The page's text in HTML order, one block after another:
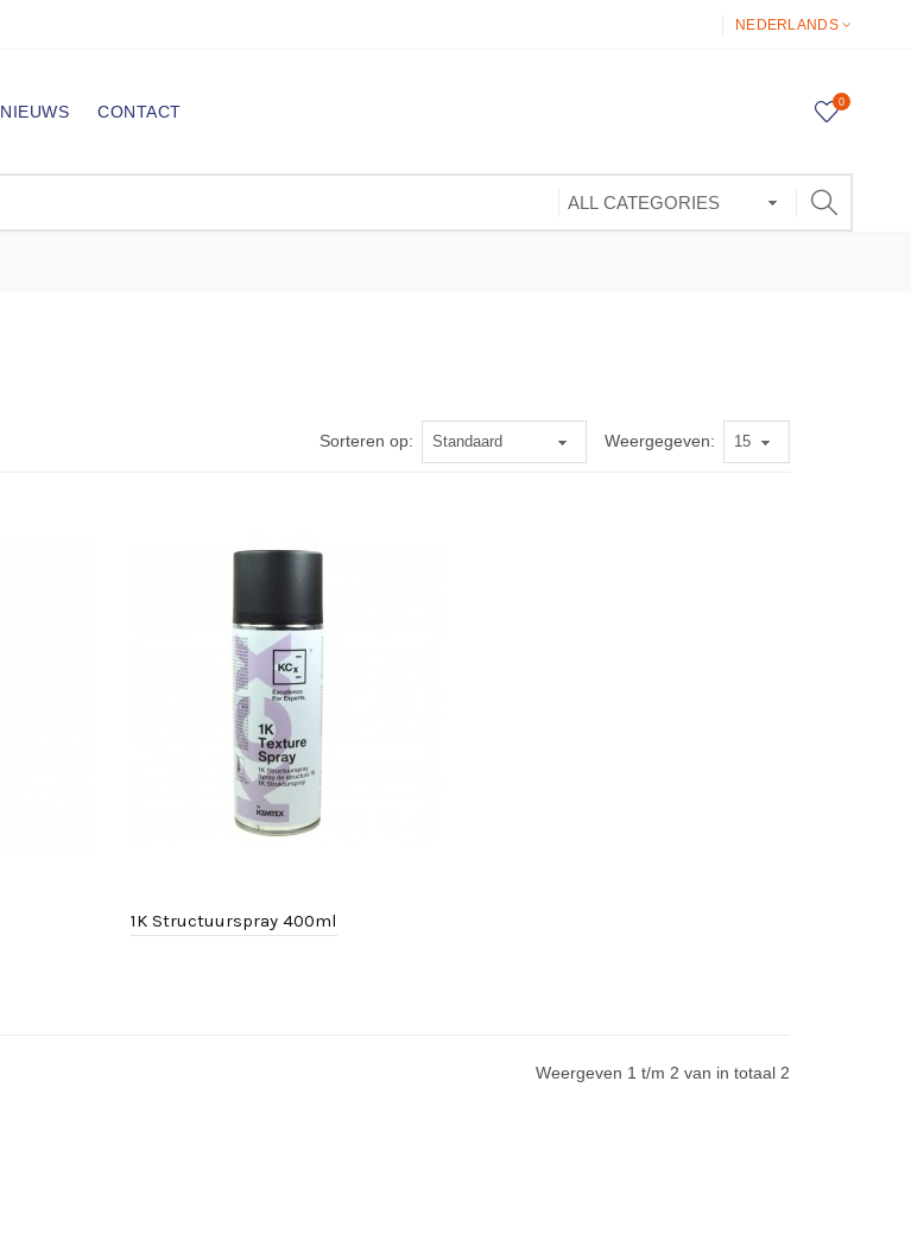
NEDERLANDS
NIEUWS CONTACT 0
Sorteren op: Weergegeven:
1K Structuurspray 400ml
Weergeven 1 t/m 2 van in totaal 2